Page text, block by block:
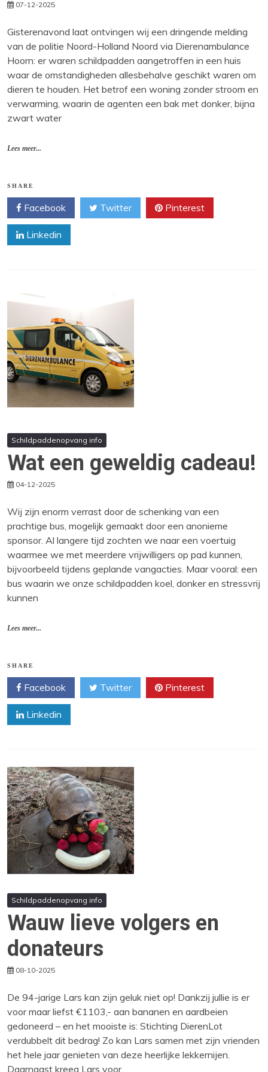
07-12-2025
Gisterenavond laat ontvingen wij een dringende melding
van de politie Noord-Holland Noord via Dierenambulance
Hoorn: er waren schildpadden aangetroffen in een huis
waar de omstandigheden allesbehalve geschikt waren om
dieren te houden. Het betrof een woning zonder stroom en
verwarming, waarin de agenten een bak met donker, bijna
zwart water
Lees meer...
SHARE
Facebook Twitter Pinterest
Linkedin
Schildpaddenopvang info
Wat een geweldig cadeau!
04-12-2025
Wij zijn enorm verrast door de schenking van een
prachtige bus, mogelijk gemaakt door een anonieme
sponsor. Al langere tijd zochten we naar een voertuig
waarmee we met meerdere vrijwilligers op pad kunnen,
bijvoorbeeld tijdens geplande vangacties. Maar vooral: een
bus waarin we onze schildpadden koel, donker en stressvrij
kunnen
Lees meer...
SHARE
Facebook Twitter Pinterest
Linkedin
Schildpaddenopvang info
Wauw lieve volgers en
donateurs
08-10-2025
De 94-jarige Lars kan zijn geluk niet op! Dankzij jullie is er
voor maar liefst €1103,- aan bananen en aardbeien
gedoneerd – en het mooiste is: Stichting DierenLot
verdubbelt dit bedrag! Zo kan Lars samen met zijn vrienden
het hele jaar genieten van deze heerlijke lekkernijen.
Daarnaast kreeg Lars voor